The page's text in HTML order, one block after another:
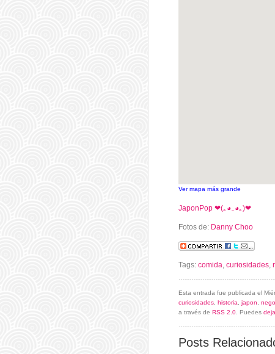
Ver mapa más grande
JaponPop ❤(｡◕‿◕｡)❤
Fotos de: Danny Choo
Tags: comida, curiosidades,
Esta entrada fue publicada el
curiosidades historia japon
a través de RSS 2.0 . Puedes
Posts